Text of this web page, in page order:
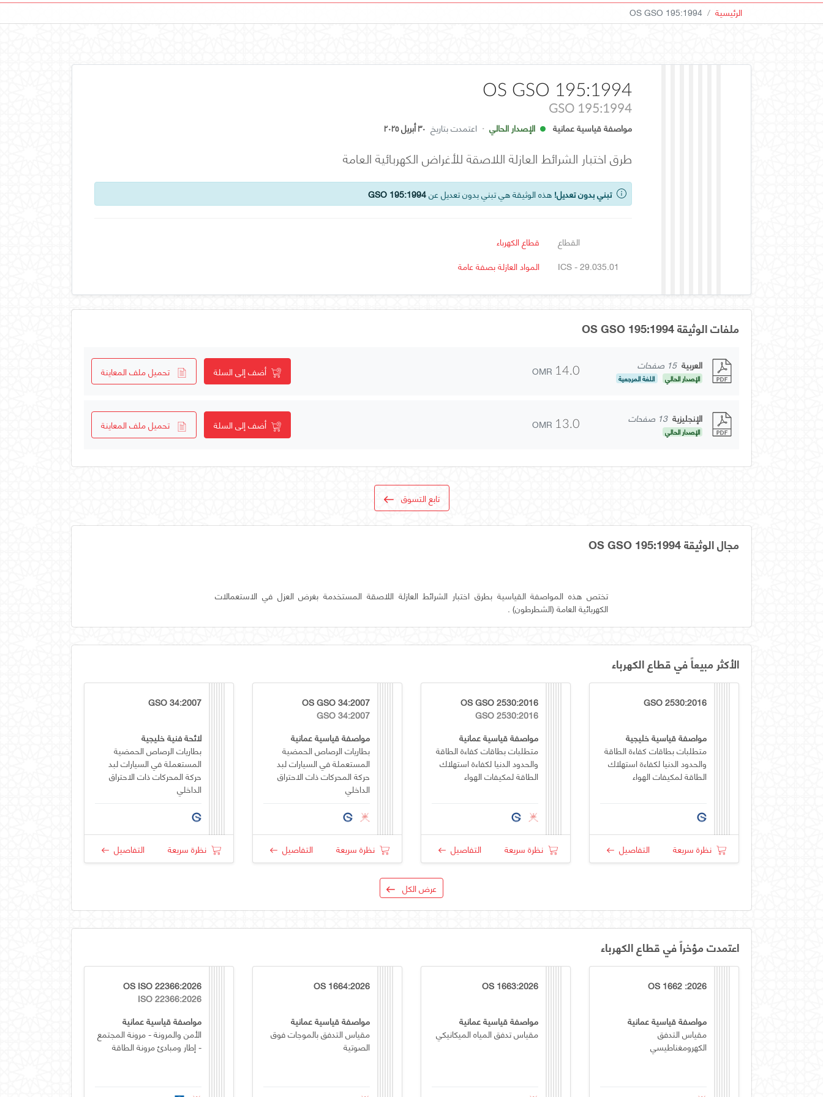
الرئيسية OS GSO 195:1994
OS GSO 195:1994
GSO 195:1994
مواصفة قياسية عمانية الإصدار الحالي · اعتمدت بتاريخ ٣٠ أبريل ٢٠٢٥
طرق اختبار الشرائط العازلة اللاصقة للأغراض الكهربائية العامة
تبني بدون تعديل! هذه الوثيقة هي تبني بدون تعديل عنGSO 195:1994
القطاع
قطاع الكهرباء
ICS - 29.035.01
المواد العازلة بصفة عامة
ملفات الوثيقة OS GSO 195:1994
العربية 15 صفحات
الإصدار الحالي اللغة المرجعية OMR 14.0 أضف إلى السلة تحميل ملف المعاينة
الإنجليزية 13 صفحات
الإصدار الحالي OMR 13.0 أضف إلى السلة تحميل ملف المعاينة
تابع التسوق
مجال الوثيقة OS GSO 195:1994
تختص هذه المواصفة القياسية بطرق اختبار الشرائط العازلة اللاصقة المستخدمة بغرض العزل في الاستعمالات
الكهربائية العامة (الشطرطون) .
الأكثر مبيعاً في قطاع الكهرباء
GSO 2530:2016
مواصفة قياسية خليجية
متطلبات بطاقات كفاءة الطاقة
والحدود الدنيا لكفاءة استهلاك
الطاقة لمكيفات الهواء
نظرة سريعة التفاصيل
OS GSO 2530:2016
GSO 2530:2016
مواصفة قياسية عمانية
متطلبات بطاقات كفاءة الطاقة
والحدود الدنيا لكفاءة استهلاك
الطاقة لمكيفات الهواء
نظرة سريعة التفاصيل
OS GSO 34:2007
GSO 34:2007
مواصفة قياسية عمانية
بطاريات الرصاص الحمضية
المستعملة في السيارات لبد
حركة المحركات ذات الاحتراق
الداخلي
نظرة سريعة التفاصيل
GSO 34:2007
لائحة فنية خليجية
بطاريات الرصاص الحمضية
المستعملة في السيارات لبد
حركة المحركات ذات الاحتراق
الداخلي
نظرة سريعة التفاصيل
عرض الكل
اعتمدت مؤخراً في قطاع الكهرباء
OS 1662 :2026
مواصفة قياسية عمانية
مقياس التدفق
الكهرومغناطيسي
OS 1663:2026
مواصفة قياسية عمانية
مقياس تدفق المياه الميكانيكي
OS 1664:2026
مواصفة قياسية عمانية
مقياس التدفق بالموجات فوق
الصوتية
OS ISO 22366:2026
ISO 22366:2026
مواصفة قياسية عمانية
الأمن والمرونة - مرونة المجتمع
- إطار ومبادئ مرونة الطاقة